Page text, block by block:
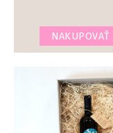
NAKUPOVAŤ